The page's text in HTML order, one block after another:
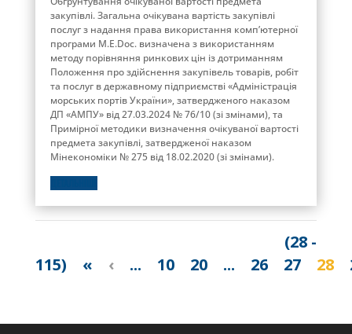
закупівлі. Загальна очікувана вартість закупівлі
послуг з надання права використання комп’ютерної
програми М.E.Doc. визначена з використанням
методу порівняння ринкових цін із дотриманням
Положення про здійснення закупівель товарів, робіт
та послуг в державному підприємстві «Адміністрація
морських портів України», затвердженого наказом
ДП «АМПУ» від 27.03.2024 № 76/10 (зі змінами), та
Примірної методики визначення очікуваної вартості
предмета закупівлі, затвердженої наказом
Мінекономіки № 275 від 18.02.2020 (зі змінами).
(28 -
115)
« ‹ ... 10 20 ... 26 27 28